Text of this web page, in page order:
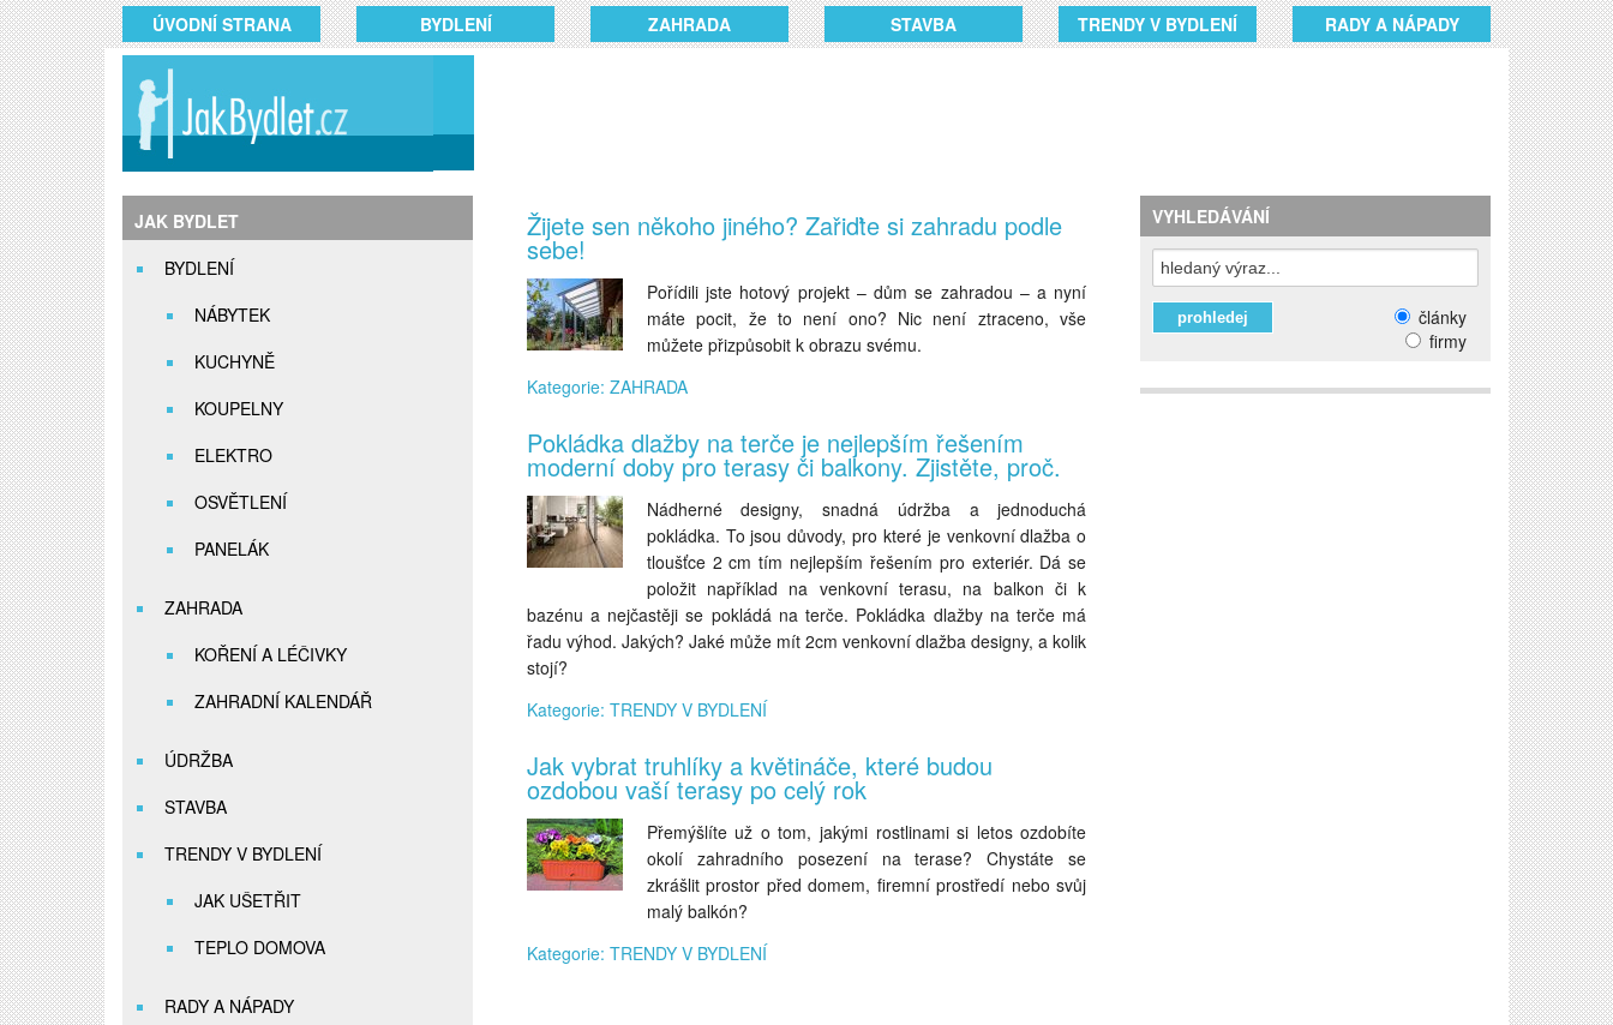
ÚVODNÍ STRANA BYDLENÍ ZAHRADA STAVBA TRENDY V BYDLENÍ RADY A NÁPADY
JAK BYDLET
BYDLENÍ
NÁBYTEK
KUCHYNĚ
KOUPELNY
ELEKTRO
OSVĚTLENÍ
PANELÁK
ZAHRADA
KOŘENÍ A LÉČIVKY
ZAHRADNÍ KALENDÁŘ
ÚDRŽBA
STAVBA
TRENDY V BYDLENÍ
JAK UŠETŘIT
TEPLO DOMOVA
RADY A NÁPADY
Žijete sen někoho jiného? Zařiďte si zahradu podle
sebe!
Pořídili jste hotový projekt – dům se zahradou – a nyní
máte pocit, že to není ono? Nic není ztraceno, vše
můžete přizpůsobit k obrazu svému.
Kategorie: ZAHRADA
Pokládka dlažby na terče je nejlepším řešením
moderní doby pro terasy či balkony. Zjistěte, proč.
Nádherné designy, snadná údržba a jednoduchá
pokládka. To jsou důvody, pro které je venkovní dlažba o
tloušťce 2 cm tím nejlepším řešením pro exteriér. Dá se
položit například na venkovní terasu, na balkon či k
bazénu a nejčastěji se pokládá na terče. Pokládka dlažby na terče má
řadu výhod. Jakých? Jaké může mít 2cm venkovní dlažba designy, a kolik
stojí?
Kategorie: TRENDY V BYDLENÍ
Jak vybrat truhlíky a květináče, které budou
ozdobou vaší terasy po celý rok
Přemýšlíte už o tom, jakými rostlinami si letos ozdobíte
okolí zahradního posezení na terase? Chystáte se
zkrášlit prostor před domem, firemní prostředí nebo svůj
malý balkón?
Kategorie: TRENDY V BYDLENÍ
VYHLEDÁVÁNÍ
články
firmy